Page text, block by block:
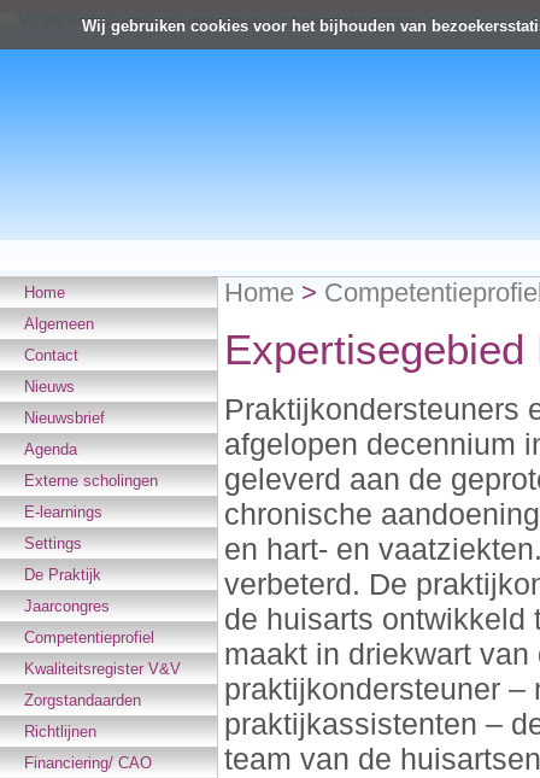
Wij gebruiken cookies voor het bijhouden van
Home
Algemeen
Contact
Nieuws
Nieuwsbrief
Agenda
Externe scholingen
E-learnings
Settings
De Praktijk
Jaarcongres
Competentieprofiel
Kwaliteitsregister V&V
Zorgstandaarden
Richtlijnen
Financiering/ CAO
Home >
Praktijkondersteuners
afgelopen decennium
geleverd aan de
chronische
en hart- en
verbeterd. De
de huisarts ontwikkeld
maakt in driekwart
praktijkondersteuner –
praktijkassistenten –
team van de